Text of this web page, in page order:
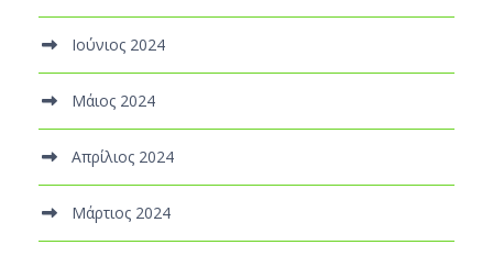
Ιούνιος 2024
Μάιος 2024
Απρίλιος 2024
Μάρτιος 2024